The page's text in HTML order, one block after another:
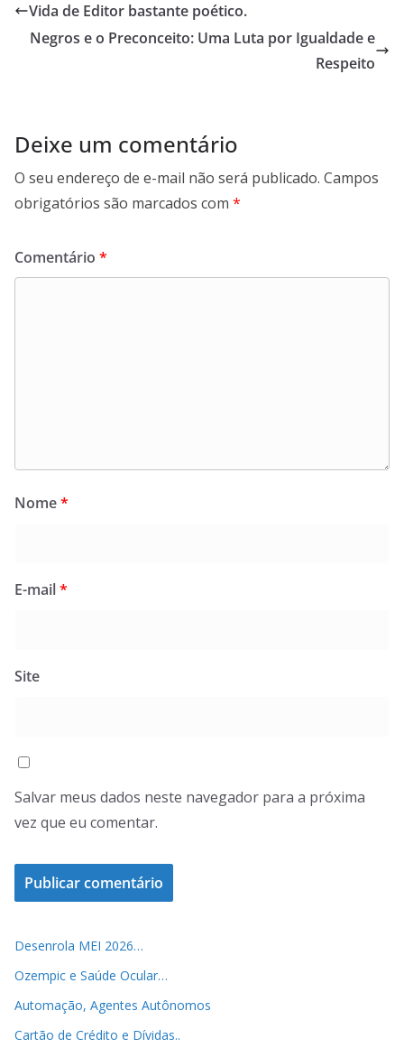
Vida de Editor bastante poético.
Negros e o Preconceito: Uma Luta por Igualdade e
Respeito
Deixe um comentário
O seu endereço de e-mail não será publicado. Campos
obrigatórios são marcados com *
Comentário *
Nome*
E-mail*
Site
Salvar meus dados neste navegador para a próxima
vez que eu comentar.
Desenrola MEI 2026…
Ozempic e Saúde Ocular…
Automação, Agentes Autônomos
Cartão de Crédito e Dívidas..